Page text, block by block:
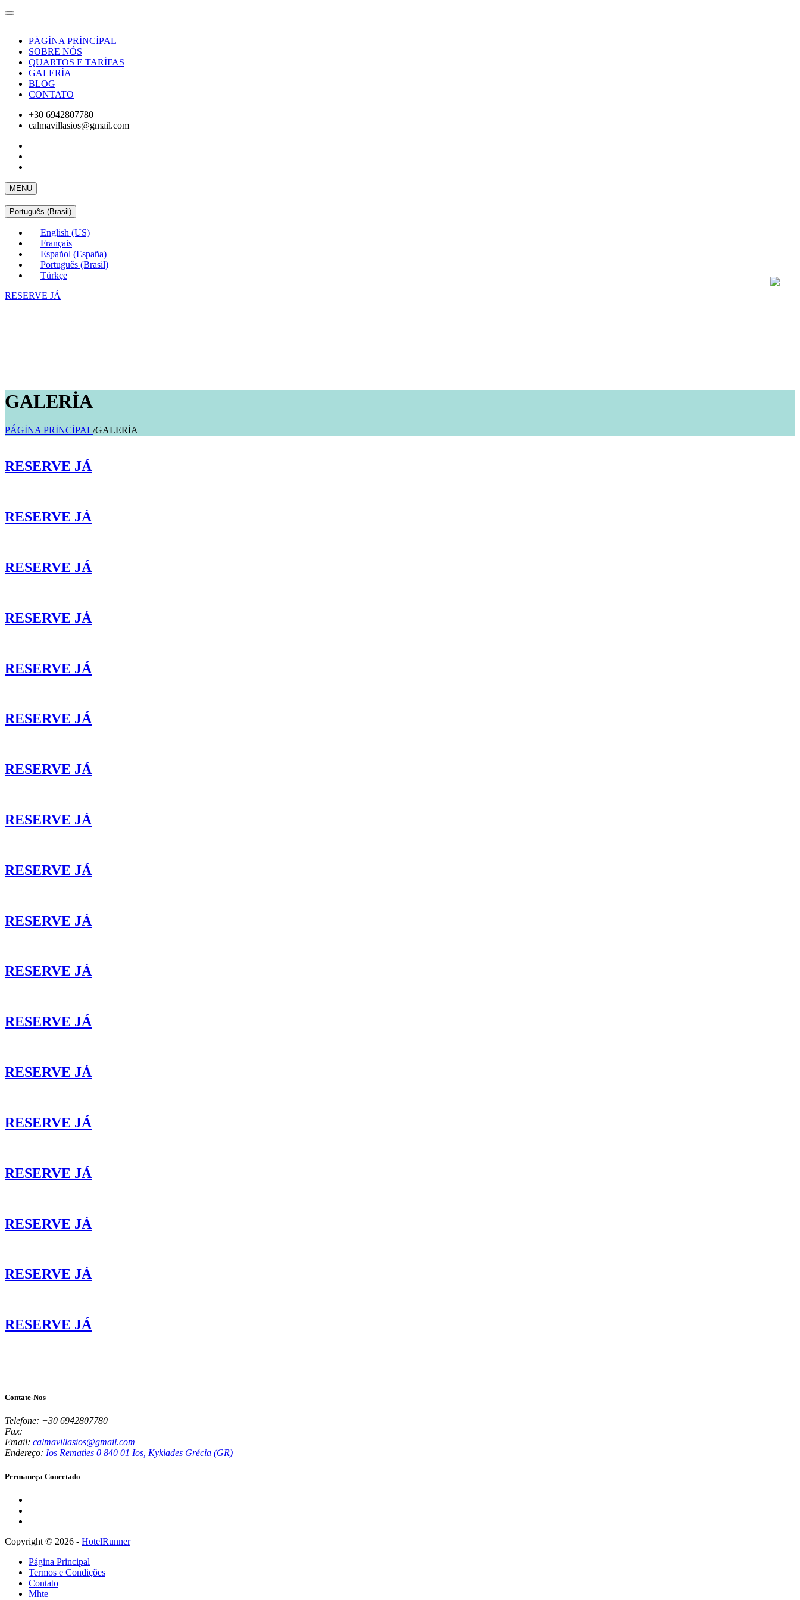
PÁGİNA PRİNCİPAL
SOBRE NÓS
QUARTOS E TARİFAS
GALERİA
BLOG
CONTATO
+30 6942807780
calmavillasios@gmail.com
MENU
Português (Brasil)
English (US)
Français
Español (España)
Português (Brasil)
Türkçe
RESERVE JÁ
GALERİA
PÁGİNA PRİNCİPAL/GALERİA
RESERVE JÁ
RESERVE JÁ
RESERVE JÁ
RESERVE JÁ
RESERVE JÁ
RESERVE JÁ
RESERVE JÁ
RESERVE JÁ
RESERVE JÁ
RESERVE JÁ
RESERVE JÁ
RESERVE JÁ
RESERVE JÁ
RESERVE JÁ
RESERVE JÁ
RESERVE JÁ
RESERVE JÁ
RESERVE JÁ
Contate-Nos
Telefone: +30 6942807780
Fax:
Email: calmavillasios@gmail.com
Endereço: Ios Rematies 0 840 01 Ios, Kyklades Grécia (GR)
Permaneça Conectado
Copyright © 2026 - HotelRunner
Página Principal
Termos e Condições
Contato
Mhte